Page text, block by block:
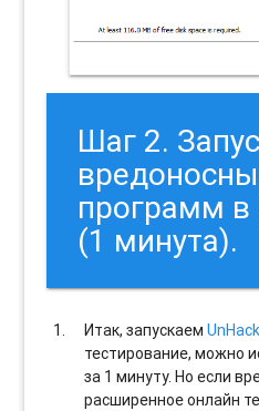
Шаг 2.
программ в
(1 минута).
Итак, запускаем
тестирование, можно
за 1 минуту. Но если
расширенное онлайн